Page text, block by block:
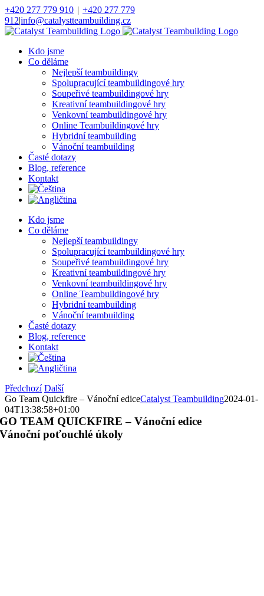
Přeskočit
na
obsah
+420 277 779 910 | +420 277 779
912|info@catalystteambuilding.cz
Facebook
Instagram
Kdo jsme
Co děláme
Nejlepší teambuildingy
Spolupracující teambuildingové hry
Soupeřivé teambuildingové hry
Kreativní teambuildingové hry
Venkovní teambuildingové hry
Online Teambuildingové hry
Hybridní teambuilding
Vánoční teambuilding
Časté dotazy
Blog, reference
Kontakt
Kdo jsme
Co děláme
Nejlepší teambuildingy
Spolupracující teambuildingové hry
Soupeřivé teambuildingové hry
Kreativní teambuildingové hry
Venkovní teambuildingové hry
Online Teambuildingové hry
Hybridní teambuilding
Vánoční teambuilding
Časté dotazy
Blog, reference
Kontakt
Předchozí Další
Go Team Quickfire – Vánoční ediceCatalyst Teambuilding2024-01-
04T13:38:58+01:00
GO TEAM QUICKFIRE – Vánoční edice
Vánoční poťouchlé úkoly